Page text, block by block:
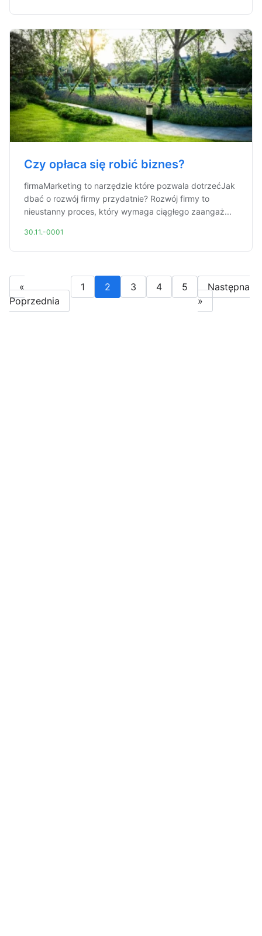
Czy opłaca się robić biznes?
firmaMarketing to narzędzie które pozwala dotrzećJak
dbać o rozwój firmy przydatnie? Rozwój firmy to
nieustanny proces, który wymaga ciągłego zaangaż...
30.11.-0001
«
Poprzednia
1 2 3 4 5
Następna
»